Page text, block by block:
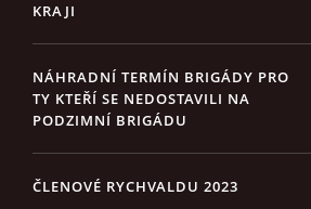
KRAJI
NÁHRADNÍ TERMÍN BRIGÁDY PRO
TY KTEŘÍ SE NEDOSTAVILI NA
PODZIMNÍ BRIGÁDU
ČLENOVÉ RYCHVALDU 2023